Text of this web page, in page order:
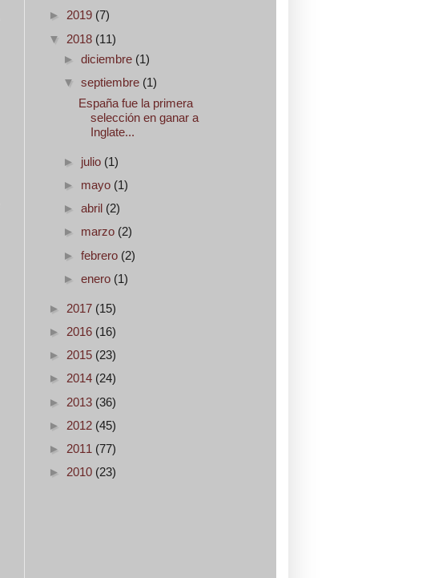
► 2019 (7)
▼ 2018 (11)
► diciembre (1)
▼ septiembre (1)
España fue la primera
selección en ganar a
Inglate...
► julio (1)
► mayo (1)
► abril (2)
► marzo (2)
► febrero (2)
► enero (1)
► 2017 (15)
► 2016 (16)
► 2015 (23)
► 2014 (24)
► 2013 (36)
► 2012 (45)
► 2011 (77)
► 2010 (23)